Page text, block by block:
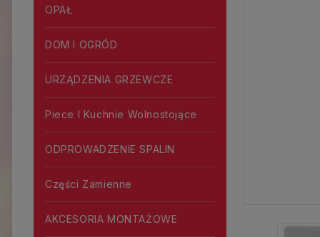
OPAŁ
DOM I OGRÓD
URZĄDZENIA GRZEWCZE
Piece I Kuchnie Wolnostojące
ODPROWADZENIE SPALIN
Części Zamienne
AKCESORIA MONTAŻOWE